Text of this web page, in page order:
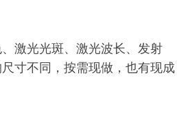
激光光斑、激光波长、发射
寸不同，按需现做，也有现成